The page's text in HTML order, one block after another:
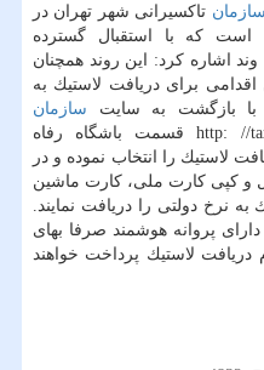
سازمان تاكسیرانی شهر تهران در
است كه با استقبال گسترده
اشاره كرد: این روند همچنان
اقدامی برای دریافت لاستیك به
با بازگشت به سایت سازمان
تاكسیرانی به نشانی: http: //taxi.tehran.ir قسمت باشگاه رفاه
لاستیك را انتخاب نموده و در
و كپی كارت ملی، كارت ماشین
نرخ دولتی را دریافت نمایند.
پروانه هوشمند صرفا بهای
لاستیك پرداخت خواهند